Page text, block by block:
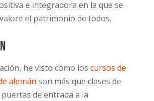
e integradora en la que se
el patrimonio de todos.
he visto cómo los cursos de
alemán son más que clases de
de entrada a la